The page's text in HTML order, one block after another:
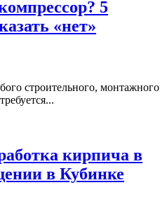
5
«нет»
строительного, монтажного
кирпича в
в Кубинке